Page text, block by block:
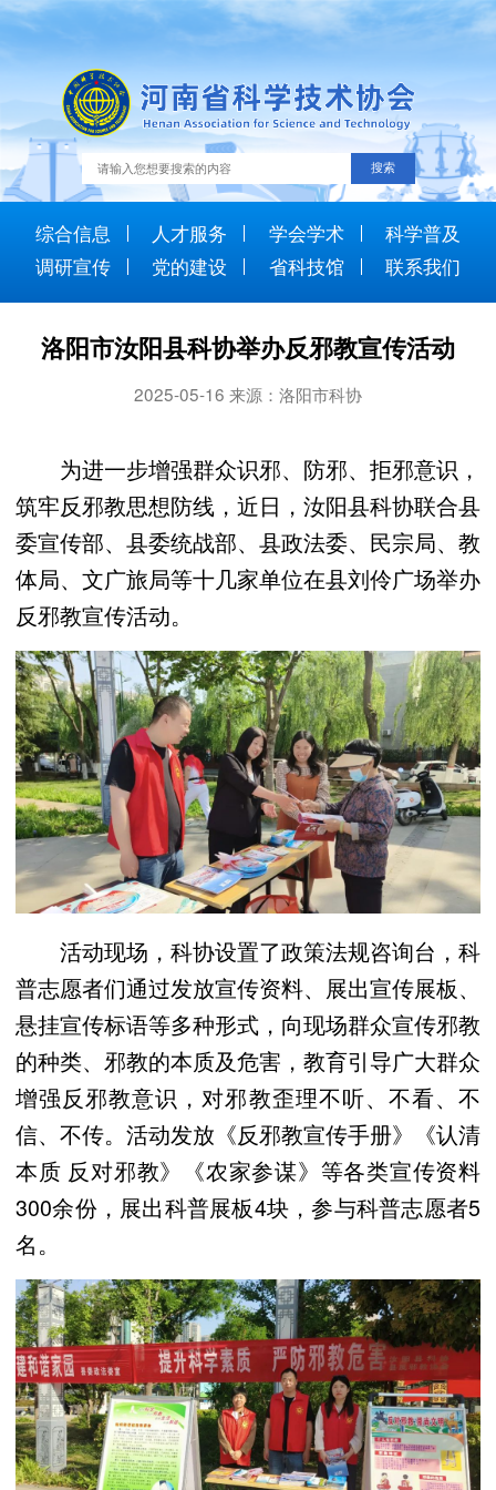
综合信息 人才服务 学会学术
科学普及
调研宣传
党的建设 省科技馆 联系我们
洛阳市汝阳县科协举办反邪教宣传活动
2025-05-16 来源：洛阳市科协
为进一步增强群众识邪、防邪、拒邪意识，
筑牢反邪教思想防线，近日，汝阳县科协联合县
委宣传部、县委统战部、县政法委、民宗局、教
体局、文广旅局等十几家单位在县刘伶广场举办
反邪教宣传活动。
活动现场，科协设置了政策法规咨询台，科
普志愿者们通过发放宣传资料、展出宣传展板、
悬挂宣传标语等多种形式，向现场群众宣传邪教
的种类、邪教的本质及危害，教育引导广大群众
增强反邪教意识，对邪教歪理不听、不看、不
信、不传。活动发放《反邪教宣传手册》《认清
本质 反对邪教》《农家参谋》等各类宣传资料
300余份，展出科普展板4块，参与科普志愿者5
名。